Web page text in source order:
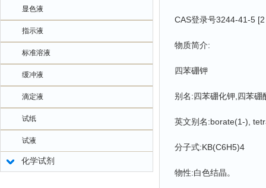
显色液
指示液
标准溶液
缓冲液
滴定液
试纸
试液
化学试剂
CAS登录号3244-41-5 [2
物质简介:
四苯硼钾
别名:四苯硼化钾,四苯硼
英文别名:borate(1-),
分子式:KB(C6H5)4
物性:白色结晶。